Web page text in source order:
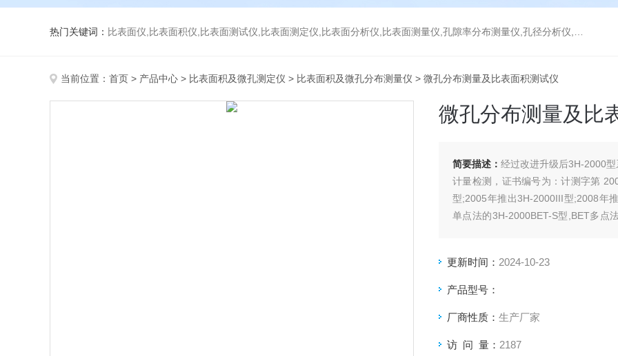
热门关键词： 比表面仪,比表面积仪,比表面测试仪,比表面测定仪,比表面分析仪,比表面测量仪,孔隙率分布测量仪,孔径分析仪,孔径测试仪,孔结构分析仪
当前位置： 首页 > 产品中心 > 比表面积及微孔测定仪 > 比表面积及微孔分布测量仪 > 微孔分布测量及比表面积测试仪
微孔分布测量及比
简要描述：经过改进升级后3H-2000
计量检测，证书编号为：计测字第
型;2005年推出3H-2000III型;2008年
单点法的3H-2000BET-S型,BET多点
更新时间： 2024-10-23
产品型号：
厂商性质： 生产厂家
访 问 量： 2187